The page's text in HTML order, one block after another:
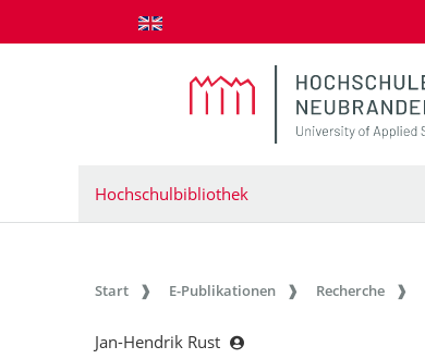
zum Inhalt springen
Hochschulbibliothek
Start E-Publikationen Recherche
Jan-Hendrik Rust